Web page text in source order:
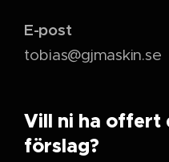
E-post
tobias@gjmaskin.se
Vill ni ha offert
förslag?